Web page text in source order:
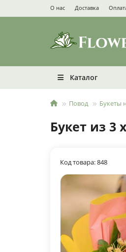
О нас Доставка
Каталог
Повод Букеты
Букет из 3
Код товара: 848